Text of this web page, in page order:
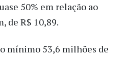
50% em relação ao
de R$ 10,89.
mínimo 53,6 milhões de